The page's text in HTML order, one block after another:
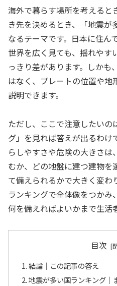
海外で暮らす場所を考えると
き先を決めるとき、「地震が
なるテーマです。日本に住ん
世界を広く見ても、揺れやす
っきり差があります。しかも
はなく、プレートの位置や地
説明できます。
ただし、ここで注意したい
グ」を見れば答えが出るわけ
らしやすさや危険の大きさ
むか、どの地盤に建つ建物を
て備えられるかで大きく変わ
ランキングで全体像をつかみ
何を備えればよいかまで生活
目次
結論｜この記事の答え
地震が多い国ランキング｜